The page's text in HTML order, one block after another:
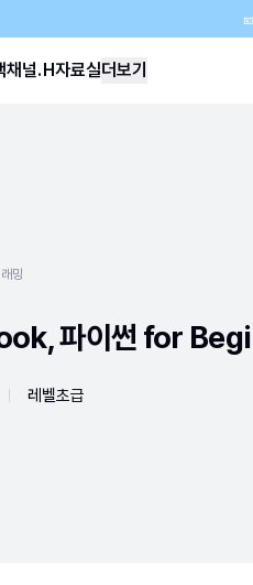
채널.H자료실더보기
밍
파이썬 for
레벨초급